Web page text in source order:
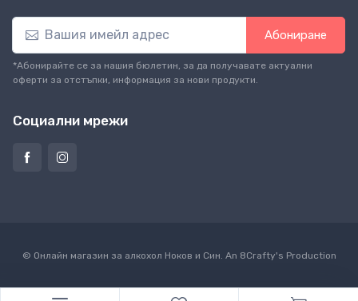
Абониране
*Абонирайте се за нашия бюлетин, за да получавате актуални
оферти за отстъпки, информация за нови продукти.
Социални мрежи
© Онлайн магазин за алкохол Ноков и Син. An 8Crafty's Production